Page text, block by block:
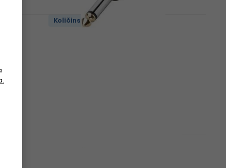
Bespeco ADKD Jack-Jack
Količinski popust